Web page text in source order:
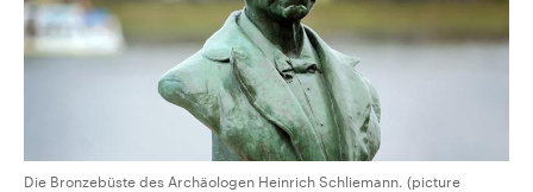
Die Bronzebüste des Archäologen Heinrich Schliemann. (picture